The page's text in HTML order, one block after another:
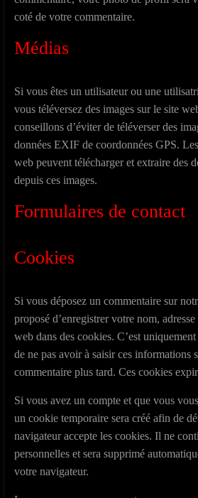
coté de votre commentaire.
Médias
Si vous êtes un utilisateur ou une
vous téléversez des images sur le site
conseillons d’éviter de téléverser des
données EXIF de coordonnées GPS.
web peuvent télécharger et extraire des
depuis ces images.
Formulaires de contact
Cookies
Si vous déposez un commentaire sur
proposé d’enregistrer votre nom,
web dans des cookies. C’est
de ne pas avoir à saisir ces informations
commentaire plus tard. Ces cookies
Si vous avez un compte et que vous
un cookie temporaire sera créé afin de
navigateur accepte les cookies. Il ne
personnelles et sera supprimé
votre navigateur.